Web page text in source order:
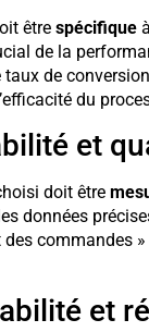
être spécifique
de la
taux de
du
et
doit être
données
commandes
et